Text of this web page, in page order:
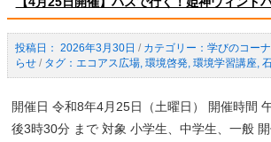
2026年3月30日 / 学びのコー
らせ/ エコアス広場, 環境啓発, 環境学習講座,
開催日 令和8年4月25日（土曜日） 開催時間
後3時30分 まで 対象 小学生、中学生、一般